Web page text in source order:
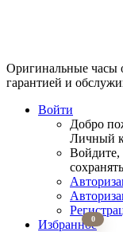
Оригинальные часы
гарантией и
Войти
Добро
Личный
Войдите,
Избранное
0